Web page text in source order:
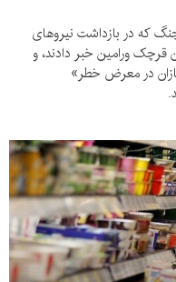
که در بازداشت نیروهای
قرچک ورامین خبر دادند، و
در معرض خطر»